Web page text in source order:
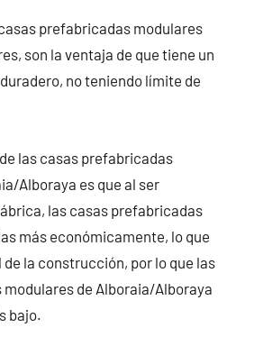
prefabricadas modulares
son la ventaja de que tiene un
no teniendo límite de
las casas prefabricadas
Alboraya es que al ser
las casas prefabricadas
más económicamente, lo que
la construcción, por lo que las
de Alboraia/Alboraya
bajo.